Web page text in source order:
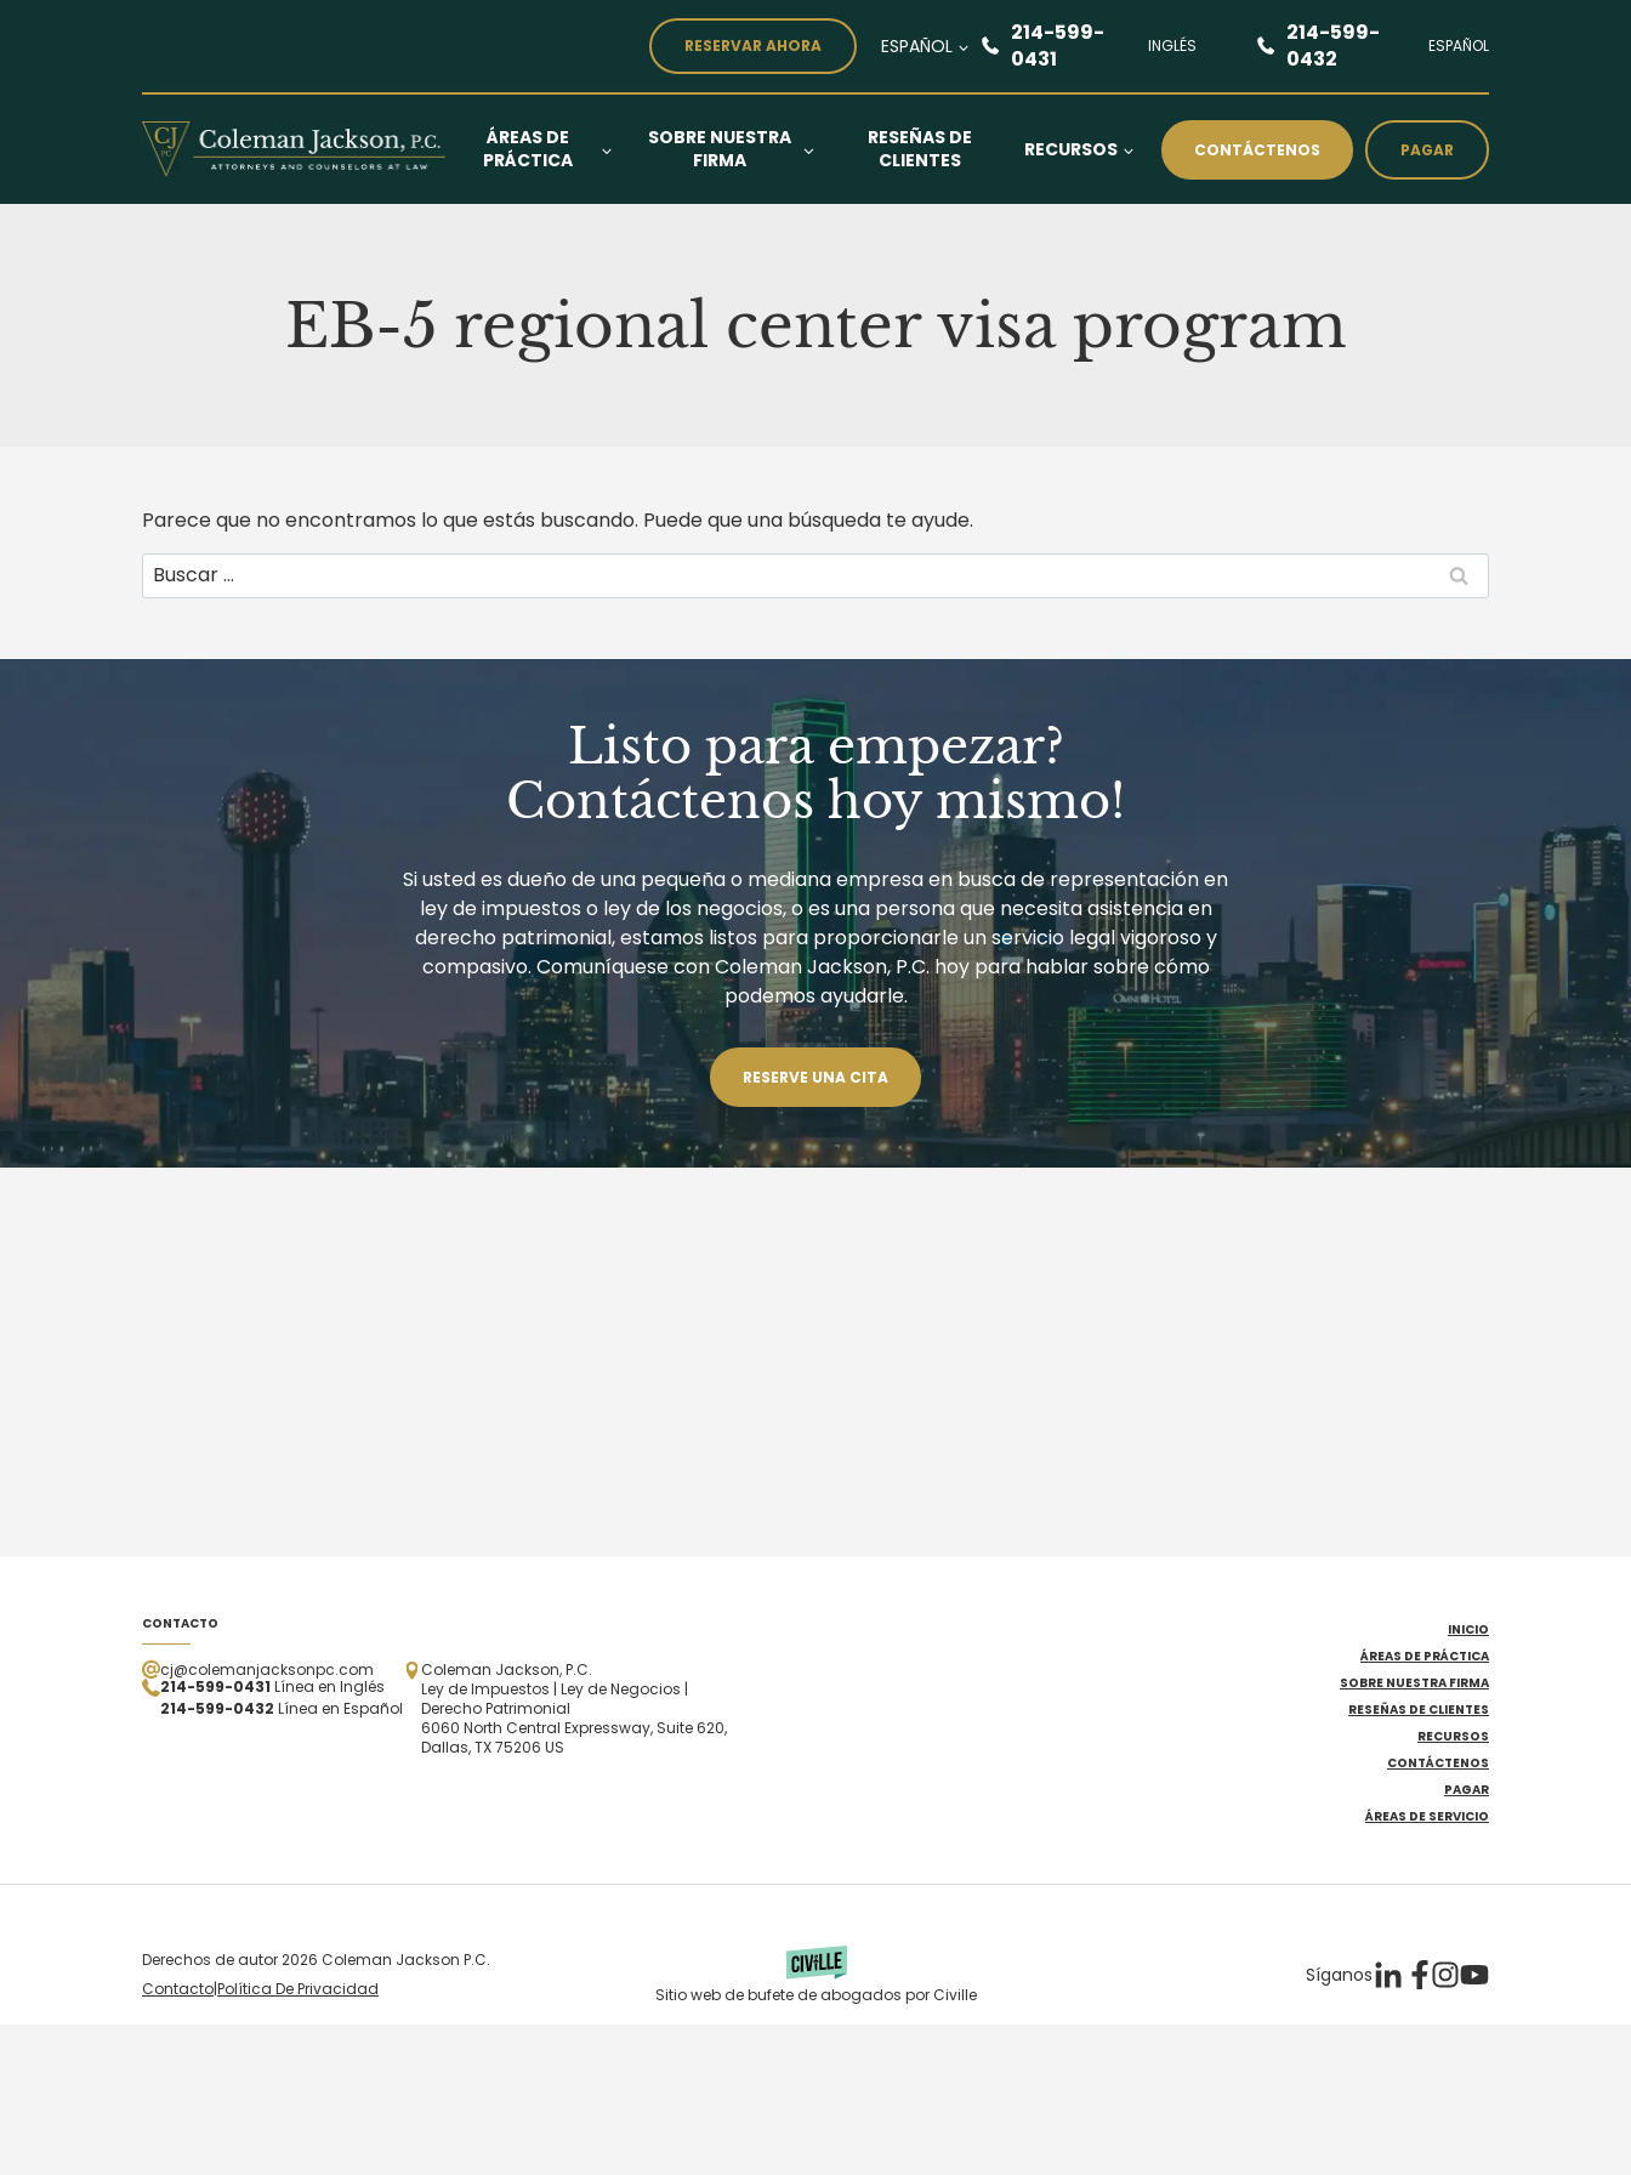
RESERVAR AHORA ESPAÑOL
214-599-
0431
INGLÉS
214-599-
0432
ESPAÑOL
ÁREAS DE
PRÁCTICA
SOBRE NUESTRA
FIRMA
RESEÑAS DE
CLIENTES
RECURSOS CONTÁCTENOS PAGAR
EB-5 regional center visa program
Parece que no encontramos lo que estás buscando. Puede que una búsqueda te ayude.
Buscar:
Listo para empezar?
Contáctenos hoy mismo!
Si usted es dueño de una pequeña o mediana empresa en busca de representación en
ley de impuestos o ley de los negocios, o es una persona que necesita asistencia en
derecho patrimonial, estamos listos para proporcionarle un servicio legal vigoroso y
compasivo. Comuníquese con Coleman Jackson, P.C. hoy para hablar sobre cómo
podemos ayudarle.
RESERVE UNA CITA
CONTACTO
cj@colemanjacksonpc.com
214-599-0431 Línea en Inglés
214-599-0432 Línea en Español
Coleman Jackson, P.C.
Ley de Impuestos | Ley de Negocios |
Derecho Patrimonial
6060 North Central Expressway, Suite 620,
Dallas, TX 75206 US
INICIO
ÁREAS DE PRÁCTICA
SOBRE NUESTRA FIRMA
RESEÑAS DE CLIENTES
RECURSOS
CONTÁCTENOS
PAGAR
ÁREAS DE SERVICIO
Derechos de autor 2026 Coleman Jackson P.C.
Contacto|Política De Privacidad Sitio web de bufete de abogados por Civille
Síganos